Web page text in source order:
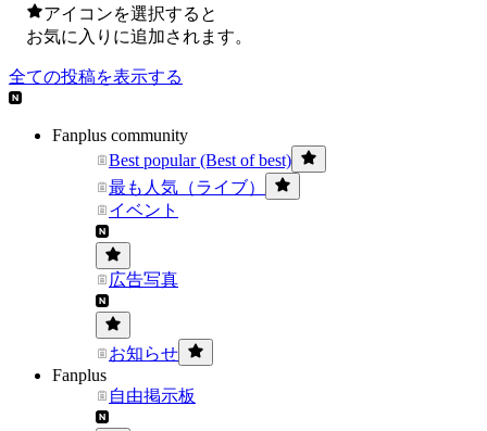
アイコンを選択すると
お気に入りに追加されます。
全ての投稿を表示する
Fanplus community
Best popular (Best of best)
最も人気（ライブ）
イベント
広告写真
お知らせ
Fanplus
自由掲示板